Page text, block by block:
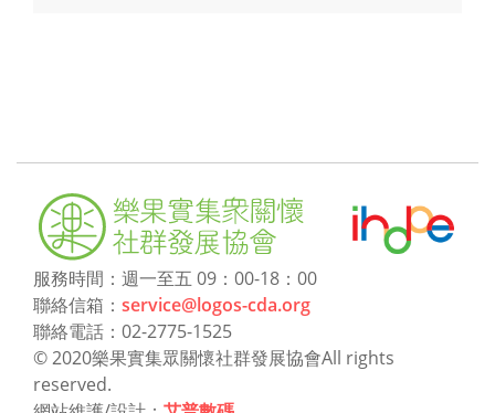
服務時間：週一至五 09：00-18：00
聯絡信箱： service@logos-cda.org
聯絡電話：02-2775-1525
© 2020樂果實集眾關懷社群發展協會All rights
reserved.